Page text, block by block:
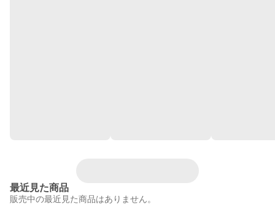
最近見た商品
販売中の最近見た商品はありません。